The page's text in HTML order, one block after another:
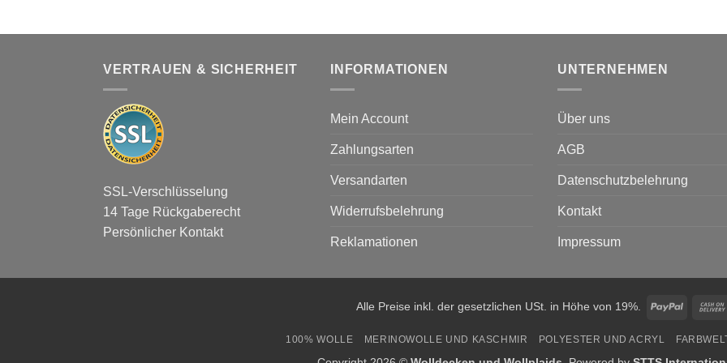
VERTRAUEN & SICHERHEIT
SSL-Verschlüsselung
14 Tage Rückgaberecht
Persönlicher Kontakt
INFORMATIONEN
Mein Account
Zahlungsarten
Versandarten
Widerrufsbelehrung
Reklamationen
UNTERNEHMEN
Über uns
AGB
Datenschutzbelehrung
Kontakt
Impressum
Alle Preise inkl. der gesetzlichen USt. in Höhe von 19%. PayPal
100% WOLLE MERINOWOLLE UND KASCHMIR POLYESTER UND ACRYL